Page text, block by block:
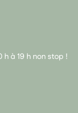
à 19 h non stop !